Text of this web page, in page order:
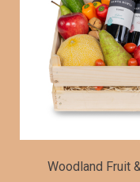
Woodland Fruit